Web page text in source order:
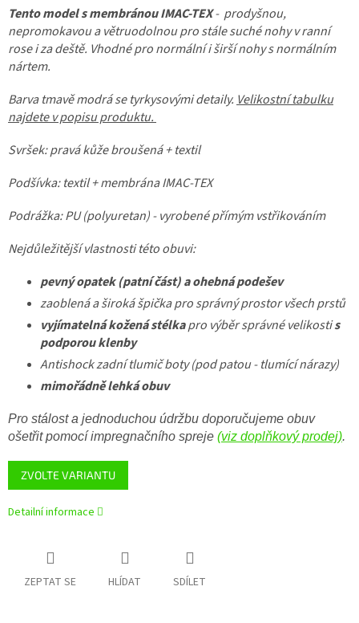
ZVOLTE VARIANTU
Tento model s membránou IMAC-TEX- prodyšnou,
nepromokavou a větruodolnou pro stále suché nohy v ranní
rose i za deště. Vhodné pro normální i širší nohy s normálním
nártem.
Barva tmavě modrá se tyrkysovými detaily.Velikostní tabulku
najdete v popisu produktu.
Svršek: pravá kůže broušená + textil
Podšívka: textil + membrána IMAC-TEX
Podrážka: PU (polyuretan) - vyrobené přímým vstřikováním
Nejdůležitější vlastnosti této obuvi:
pevný opatek (patní část) a ohebná podešev
zaoblená a široká špička pro správný prostor všech prstů
vyjímatelná kožená stélkapro výběr správné velikostis
podporou klenby
Antishock zadní tlumič boty (pod patou - tlumící nárazy)
mimořádně lehká obuv
Pro stálost a jednoduchou údržbu doporučujeme obuv
ošetřit pomocí impregnačního spreje (viz doplňkový prodej).
Detailní informace
ZEPTAT SE HLÍDAT SDÍLET